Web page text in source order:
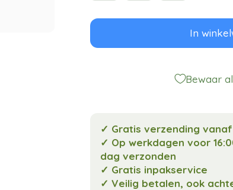
In
Bewaar
✓ Gratis verzending vanaf
✓ Op werkdagen voor
dag verzonden
✓ Gratis inpakservice
✓ Veilig betalen, ook